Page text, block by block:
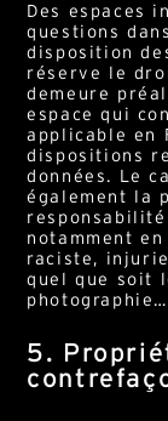
Des espaces
questions
disposition
réserve le
demeure
espace qui
applicable en
dispositions
données. Le
également la
notamment
raciste,
quel que soit
5.
E-mail*
En
politique
Ce site est
Policy